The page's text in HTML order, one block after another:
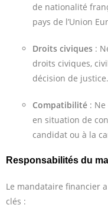
de nationalité
pays de l’Union
Droits civiques :
droits civiques,
décision de justice.
Compatibilité :
en situation de
candidat ou à la
Responsabilités du
Le mandataire financier
clés :